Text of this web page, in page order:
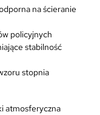
na ścieranie​
policyjnych​
stabilność​
stopnia
atmosferyczna